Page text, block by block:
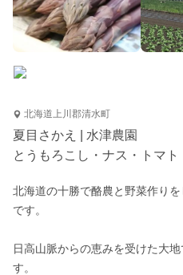
北海道上川郡清水町
夏目さかえ | 水津農園
とうもろこし・ナス・トマ
北海道の十勝で酪農と野菜作り
です。
日高山脈からの恵みを受けた大
す。